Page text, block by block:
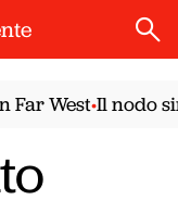
West•Il nodo